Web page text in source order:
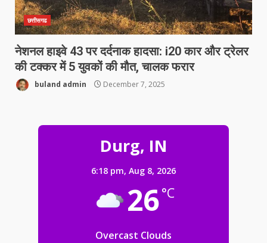
छत्तीसगढ
नेशनल हाइवे 43 पर दर्दनाक हादसा: i20 कार और ट्रेलर
की टक्कर में 5 युवकों की मौत, चालक फरार
buland admin December 7, 2025
Durg, IN
6:18 pm, Aug 8, 2026
26°C
Overcast Clouds
बचाई जान…
August 8, 2026
प्रथम जांजगीर आगमन…
August 8, 2026